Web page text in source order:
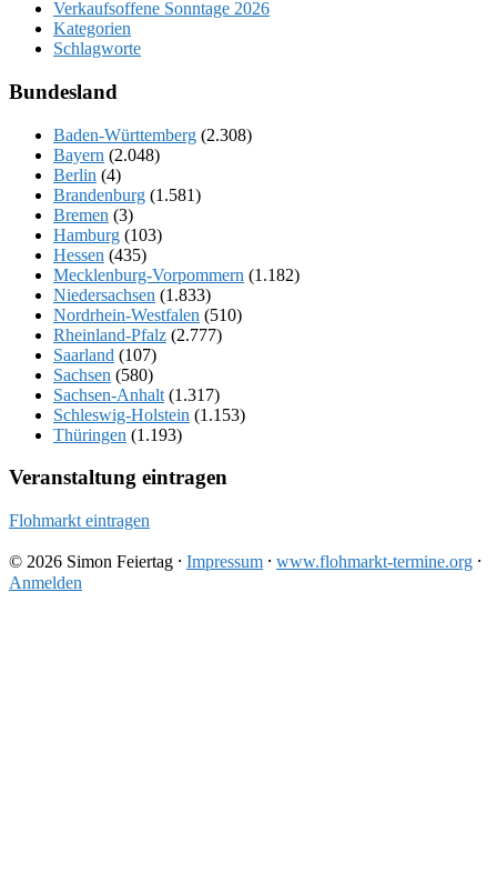
Verkaufsoffene Sonntage 2026
Kategorien
Schlagworte
Bundesland
Baden-Württemberg (2.308)
Bayern (2.048)
Berlin (4)
Brandenburg (1.581)
Bremen (3)
Hamburg (103)
Hessen (435)
Mecklenburg-Vorpommern (1.182)
Niedersachsen (1.833)
Nordrhein-Westfalen (510)
Rheinland-Pfalz (2.777)
Saarland (107)
Sachsen (580)
Sachsen-Anhalt (1.317)
Schleswig-Holstein (1.153)
Thüringen (1.193)
Veranstaltung eintragen
Flohmarkt eintragen
© 2026 Simon Feiertag ⸱ Impressum ⸱ www.flohmarkt-termine.org ⸱
Anmelden